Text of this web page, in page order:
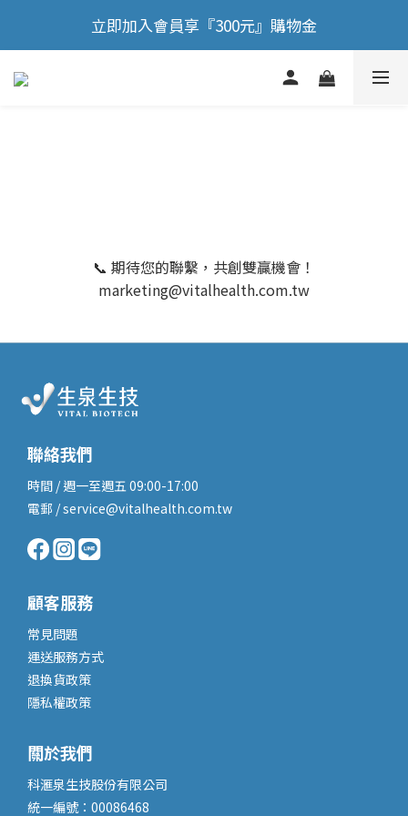
🎉 歡慶88節，滿額送膠原蛋白正貨！！
立即加入會員享『300元』購物金
🎉 歡慶88節，滿額送膠原蛋白正貨！！
📞 期待您的聯繫，共創雙贏機會！
marketing@vitalhealth.com.tw
聯絡我們
時間 / 週一至週五 09:00-17:00
電郵 / service@vitalhealth.com.tw
顧客服務
常見問題
運送服務方式
退換貨政策
隱私權政策
關於我們
科滙泉生技股份有限公司
統一編號：00086468